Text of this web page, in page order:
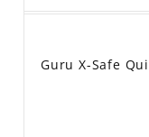
Guru X-Safe